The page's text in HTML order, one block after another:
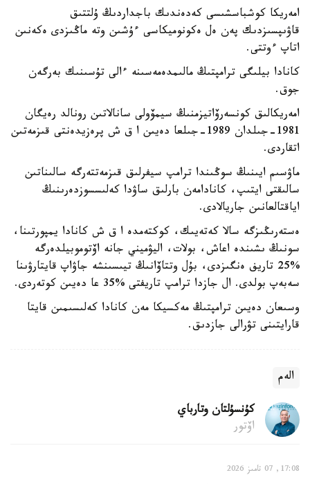
امەريكا كوشباسشىسى كەدەندىك باجداردىڭ ۇلتتىق
قاۋىپسىزدىك پەن ەل ەكونوميكاسى ءۇشىن وتە ماڭىزدى ەكەنىن
اتاپ ءوتتى.
كانادا بيلىگى ترامپتىڭ مالىمدەمەسىنە ءالى تۇسىنىك بەرگەن
جوق.
امەريكالىق كونسەرۆاتيزمنىڭ سيمۆولى سانالاتىن رونالد رەيگان
1981-جىلدان 1989-جىلعا دەيىن ا ق ش پرەزيدەنتى قىزمەتىن
اتقاردى.
ماۋسىم ايىنىڭ سوڭىندا ترامپ سيفرلىق قىزمەتتەرگە سالىناتىن
سالىقتى ايتىپ، كانادامەن بارلىق ساۋدا كەلىسسوزدەرىنىڭ
اياقتالعانىن جاريالادى.
ەستەرىڭىزگە سالا كەتەيىك، كوكتەمدە ا ق ش كانادا يمپورتىنا،
سونىڭ ىشىندە اعاش، بولات، اليۋميني جانە اۆتوموبيلدەرگە
%25 تاريف ەنگىزدى، بۇل وتتاۆانىڭ تيىسىنشە جاۋاپ قايتارۋىنا
سەبەپ بولدى. ال جازدا ترامپ تاريفتى %35 عا دەيىن كوتەردى.
وسىعان دەيىن ترامپتىڭ مەكسيكا مەن كانادا كەلىسىمىن قايتا
قارايتىنى تۋرالى جازدىق.
الەم
كۇنسۇلتان وتارباي
اۆتور
17:08, 07 تامىز 2026